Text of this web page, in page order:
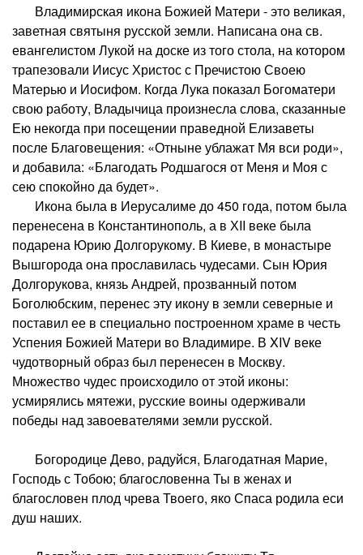
Владимирская икона Божией Матери - это великая,
заветная святыня русской земли. Написана она св.
евангелистом Лукой на доске из того стола, на котором
трапезовали Иисус Христос с Пречистою Своею
Матерью и Иосифом. Когда Лука показал Богоматери
свою работу, Владычица произнесла слова, сказанные
Ею некогда при посещении праведной Елизаветы
после Благовещения: «Отныне ублажат Мя вси роди»,
и добавила: «Благодать Родшагося от Меня и Моя с
сею спокойно да будет».
Икона была в Иерусалиме до 450 года, потом была
перенесена в Константинополь, а в ХII веке была
подарена Юрию Долгорукому. В Киеве, в монастыре
Вышгорода она прославилась чудесами. Сын Юрия
Долгорукова, князь Андрей, прозванный потом
Боголюбским, перенес эту икону в земли северные и
поставил ее в специально построенном храме в честь
Успения Божией Матери во Владимире. В XIV веке
чудотворный образ был перенесен в Москву.
Множество чудес происходило от этой иконы:
усмирялись мятежи, русские воины одерживали
победы над завоевателями земли русской.
Богородице Дево, радуйся, Благодатная Марие,
Господь с Тобою; благословенна Ты в женах и
благословен плод чрева Твоего, яко Спаса родила еси
душ наших.